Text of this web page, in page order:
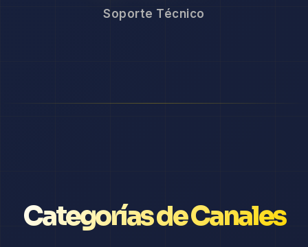
Soporte Técnico
Categorías de Canales